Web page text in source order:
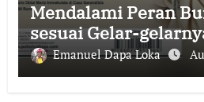
Mendalami Peran
sesuai Gelar-
Emanuel Dapa Loka